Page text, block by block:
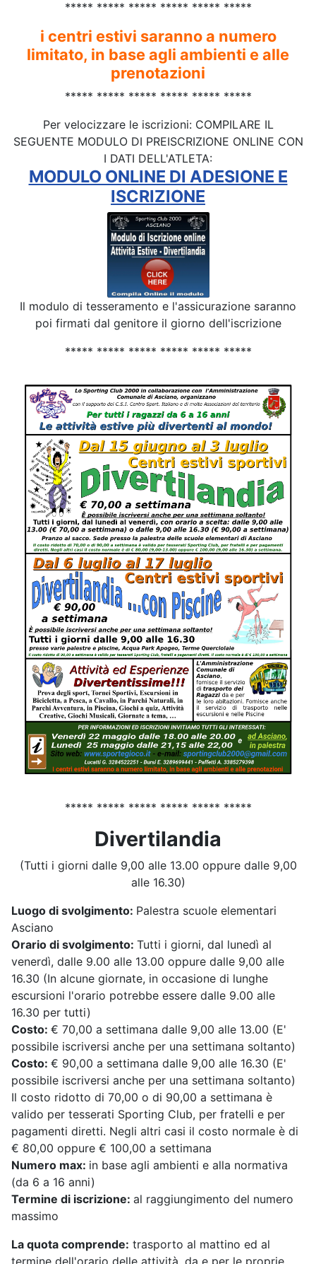
***** ***** ***** ***** ***** *****
i centri estivi saranno a numero
limitato, in base agli ambienti e alle
prenotazioni
***** ***** ***** ***** ***** *****
Per velocizzare le iscrizioni: COMPILARE IL
SEGUENTE MODULO DI PREISCRIZIONE ONLINE CON
I DATI DELL'ATLETA:
MODULO ONLINE DI ADESIONE E
ISCRIZIONE
Il modulo di tesseramento e l'assicurazione saranno
poi firmati dal genitore il giorno dell'iscrizione
***** ***** ***** ***** ***** *****
***** ***** ***** ***** ***** *****
Divertilandia
(Tutti i giorni dalle 9,00 alle 13.00 oppure dalle 9,00
alle 16.30)
Luogo di svolgimento: Palestra scuole elementari
Asciano
Orario di svolgimento: Tutti i giorni, dal lunedì al
venerdì, dalle 9.00 alle 13.00 oppure dalle 9,00 alle
16.30 (In alcune giornate, in occasione di lunghe
escursioni l'orario potrebbe essere dalle 9.00 alle
16.30 per tutti)
Costo: € 70,00 a settimana dalle 9,00 alle 13.00 (E'
possibile iscriversi anche per una settimana soltanto)
Costo: € 90,00 a settimana dalle 9,00 alle 16.30 (E'
possibile iscriversi anche per una settimana soltanto)
Il costo ridotto di 70,00 o di 90,00 a settimana è
valido per tesserati Sporting Club, per fratelli e per
pagamenti diretti. Negli altri casi il costo normale è di
€ 80,00 oppure € 100,00 a settimana
Numero max: in base agli ambienti e alla normativa
(da 6 a 16 anni)
Termine di iscrizione: al raggiungimento del numero
massimo
La quota comprende: trasporto al mattino ed al
termine dell'orario delle attività, da e per le proprie